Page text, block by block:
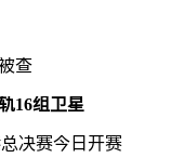
查
16组卫星
决赛今日开赛